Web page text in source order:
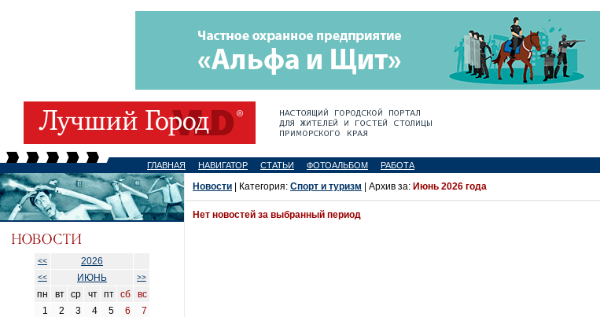
ГЛАВНАЯ НАВИГАТОР СТАТЬИ ФОТОАЛЬБОМ РАБОТА
<< 2026
<< ИЮНЬ >>
пн вт ср чт пт сб
вс
1
2 3 4 5 6
7
Новости | Категория: Спорт и туризм | Архив за: Июнь 2026 года
Нет новостей за выбранный период